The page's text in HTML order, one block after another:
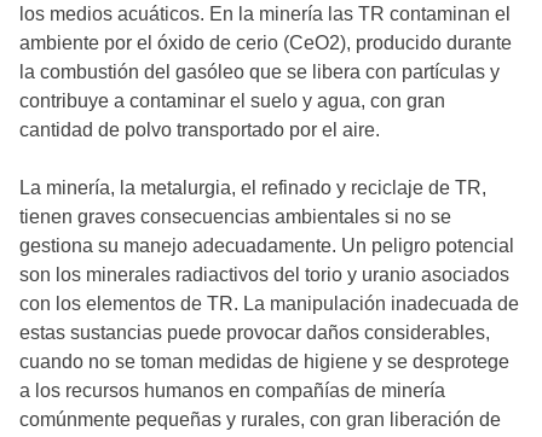
los medios acuáticos. En la minería las TR contaminan el
ambiente por el óxido de cerio (CeO2), producido durante
la combustión del gasóleo que se libera con partículas y
contribuye a contaminar el suelo y agua, con gran
cantidad de polvo transportado por el aire.
La minería, la metalurgia, el refinado y reciclaje de TR,
tienen graves consecuencias ambientales si no se
gestiona su manejo adecuadamente. Un peligro potencial
son los minerales radiactivos del torio y uranio asociados
con los elementos de TR. La manipulación inadecuada de
estas sustancias puede provocar daños considerables,
cuando no se toman medidas de higiene y se desprotege
a los recursos humanos en compañías de minería
comúnmente pequeñas y rurales, con gran liberación de